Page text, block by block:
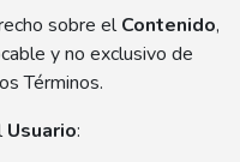
sobre elContenido,
y no exclusivo de
Términos.
Usuario: